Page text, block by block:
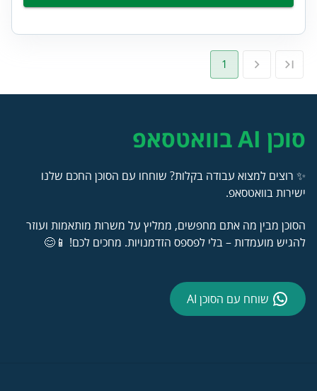
1
סוכן AI בוואטסאפ
✨ רוצים למצוא עבודה בקלות? שוחחו עם הסוכן החכם שלנו
ישירות בוואטסאפ.
הסוכן מבין מה אתם מחפשים, ממליץ על משרות מותאמות ועוזר
להגיש מועמדות – בלי לפספס הזדמנויות. מחכים לכם! 📱😊
שוחח עם הסוכן AI